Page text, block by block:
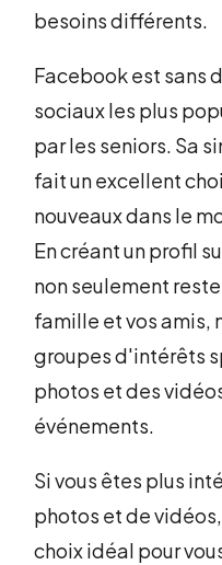
besoins différents.
Facebook est sans
sociaux les plus
par les seniors. Sa
fait un excellent
nouveaux dans le
En créant un profil
non seulement
famille et vos amis,
groupes d'intérêts
photos et des
événements.
Si vous êtes plus
photos et de
choix idéal pour